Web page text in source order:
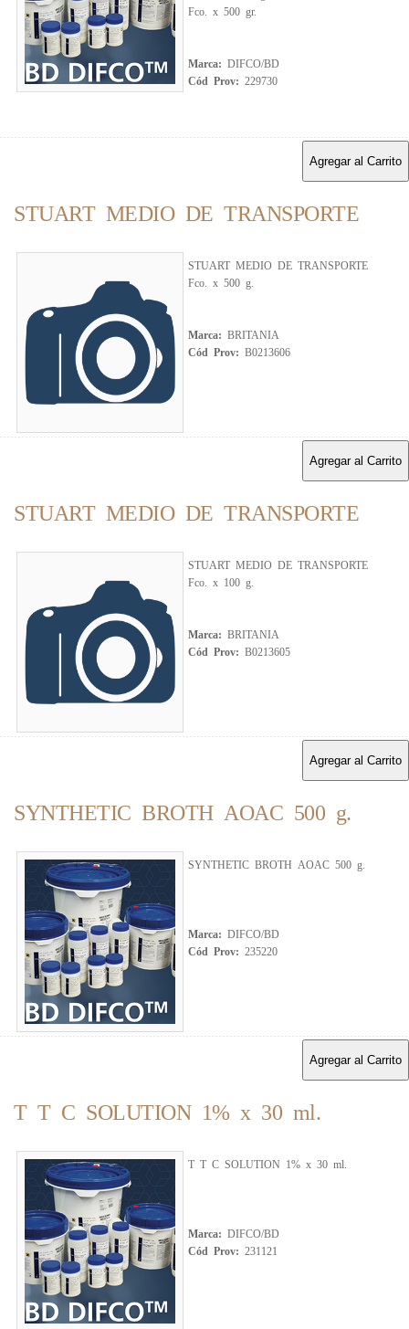
Fco. x 500 gr.
Marca: DIFCO/BD
Cód Prov: 229730
Agregar al Carrito
STUART MEDIO DE TRANSPORTE
STUART MEDIO DE TRANSPORTE
Fco. x 500 g.
Marca: BRITANIA
Cód Prov: B0213606
Agregar al Carrito
STUART MEDIO DE TRANSPORTE
STUART MEDIO DE TRANSPORTE
Fco. x 100 g.
Marca: BRITANIA
Cód Prov: B0213605
Agregar al Carrito
SYNTHETIC BROTH AOAC 500 g.
SYNTHETIC BROTH AOAC 500 g.
Marca: DIFCO/BD
Cód Prov: 235220
Agregar al Carrito
T T C SOLUTION 1% x 30 ml.
T T C SOLUTION 1% x 30 ml.
Marca: DIFCO/BD
Cód Prov: 231121